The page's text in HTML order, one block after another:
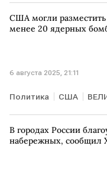
США могли
менее 20 ядерных
6 августа 2025, 21:11
Политика США
ядерное оружие
В городах России
набережных, сообщил